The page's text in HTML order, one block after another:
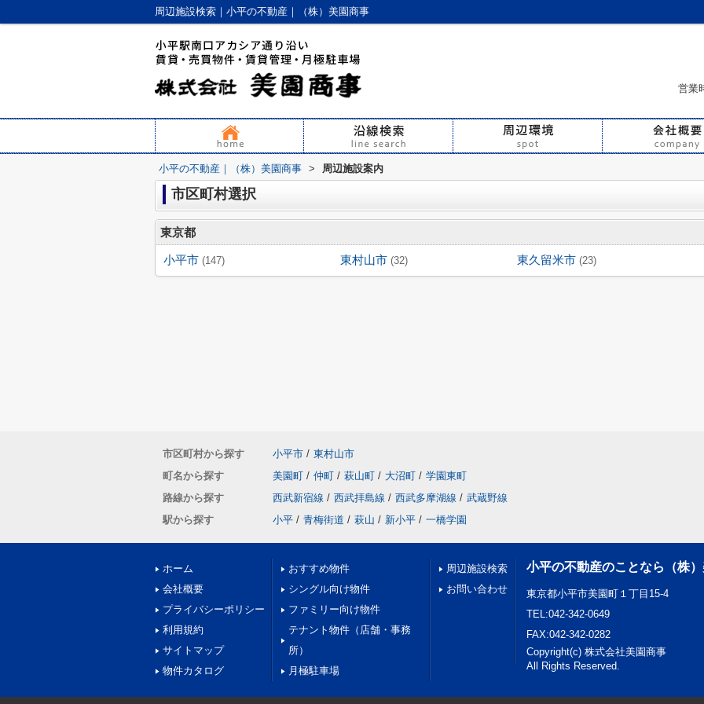
周辺施設検索｜小平の不動産｜（株）美園商事
営業
小平の不動産｜（株）美園商事 > 周辺施設案内
市区町村選択
東京都
小平市 (147) 東村山市 (32) 東久留米市 (23)
市区町村から探す 小平市 / 東村山市
町名から探す
美園町 / 仲町 / 萩山町 / 大沼町 / 学園東町
路線から探す
西武新宿線 / 西武拝島線 / 西武多摩湖線 / 武蔵野線
駅から探す
小平 / 青梅街道 / 萩山 / 新小平 / 一橋学園
ホーム
会社概要
プライバシーポリシー
利用規約
サイトマップ
物件カタログ
おすすめ物件
シングル向け物件
ファミリー向け物件
テナント物件（店舗・事務
所）
月極駐車場
周辺施設検索
お問い合わせ
小平の不動産のことなら（株
東京都小平市美園町１丁目15-4
TEL:042-342-0649
FAX:042-342-0282
Copyright(c) 株式会社美園商事
All Rights Reserved.